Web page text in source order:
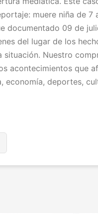
muere niña de 7
documentado 09 de
del lugar de los
Nuestro
acontecimientos que
economía, deportes,